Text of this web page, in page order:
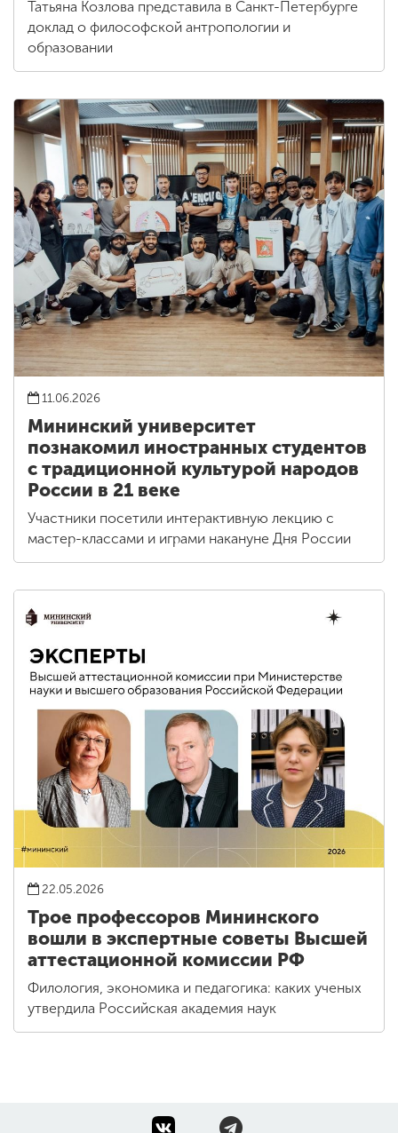
Татьяна Козлова представила в Санкт-Петербурге
доклад о философской антропологии и
образовании
11.06.2026
Мининский университет
познакомил иностранных студентов
с традиционной культурой народов
России в 21 веке
Участники посетили интерактивную лекцию с
мастер-классами и играми накануне Дня России
22.05.2026
Трое профессоров Мининского
вошли в экспертные советы Высшей
аттестационной комиссии РФ
Филология, экономика и педагогика: каких ученых
утвердила Российская академия наук